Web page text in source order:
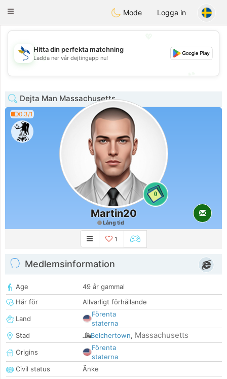
SvenskaDating
Toggle
Mode Logga in
💖
💕
Hitta din perfekta matchning
Ladda ner vår dejtingapp nu!
Dejta Man Massachusetts
0.3/1
0
Martin20
Lång tid
1
Medlemsinformation
Age
49 år gammal
Här för
Allvarligt förhållande
Land
Förenta
staterna
Stad
Belchertown, Massachusetts
Origins
Förenta
staterna
Civil status
Änke